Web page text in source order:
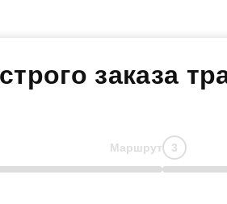
заказа
Маршрут